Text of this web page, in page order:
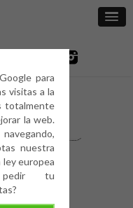
para
visitas a la
totalmente
la web.
nuestra
ley europea
tu